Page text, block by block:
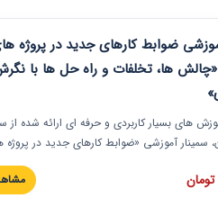
ضوابط کارهای جدید در پروژه
ها، تخلفات و راه حل ها با
های بسیار کاربردی و حرفه‏ ای ارائه شده از
سمینار آموزشی «ضوابط کارهای جدید در پروژه
چالش ها، تخلفات و راه حل ها با نگرش
شرکت های ساختمانی کشور ارائه شد. در